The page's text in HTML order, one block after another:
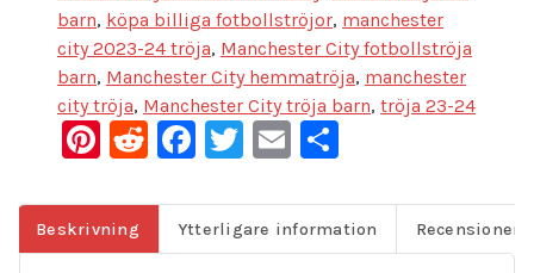
barn, köpa billiga fotbollströjor, manchester
city 2023-24 tröja, Manchester City fotbollströja
barn, Manchester City hemmatröja, manchester
city tröja, Manchester City tröja barn, tröja 23-24
Pinterest
Reddit
Facebook
Twitter
Email
Beskrivning Ytterligare information Recensioner